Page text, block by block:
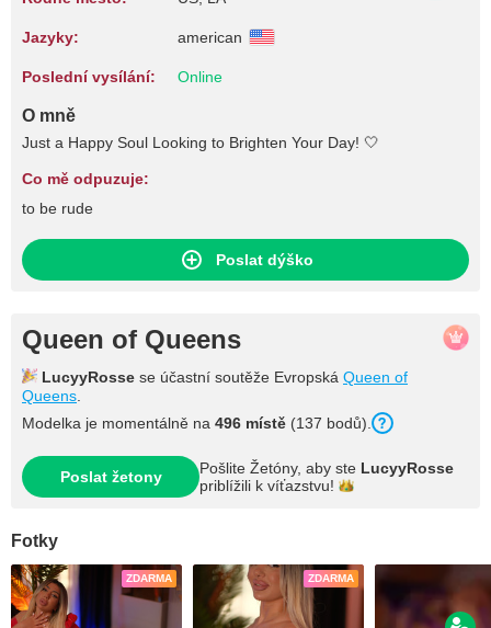
Jazyky: american
Poslední vysílání: Online
O mně
Just a Happy Soul Looking to Brighten Your Day! 🤍
Co mě odpuzuje:
to be rude
Poslat dýško
Queen of Queens
LucyyRosse se účastní soutěže Evropská Queen of
Queens
Modelka je momentálně na 496 místě (137 bodů).
Poslat žetony Pošlite Žetóny, aby ste LucyyRosse
priblížili k víťazstvu!
Fotky
ZDARMA ZDARMA